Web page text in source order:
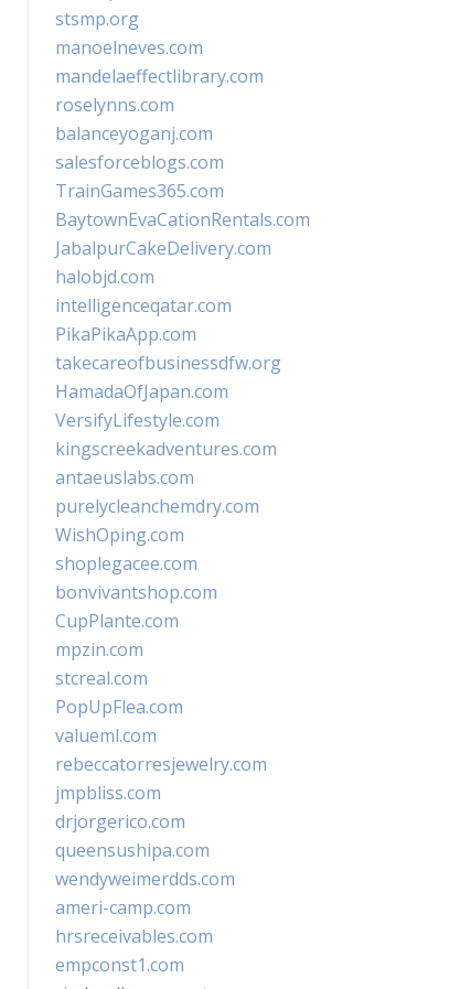
stsmp.org
manoelneves.com
mandelaeffectlibrary.com
roselynns.com
balanceyoganj.com
salesforceblogs.com
TrainGames365.com
BaytownEvaCationRentals.com
JabalpurCakeDelivery.com
halobjd.com
intelligenceqatar.com
PikaPikaApp.com
takecareofbusinessdfw.org
HamadaOfJapan.com
VersifyLifestyle.com
kingscreekadventures.com
antaeuslabs.com
purelycleanchemdry.com
WishOping.com
shoplegacee.com
bonvivantshop.com
CupPlante.com
mpzin.com
stcreal.com
PopUpFlea.com
valueml.com
rebeccatorresjewelry.com
jmpbliss.com
drjorgerico.com
queensushipa.com
wendyweimerdds.com
ameri-camp.com
hrsreceivables.com
empconst1.com